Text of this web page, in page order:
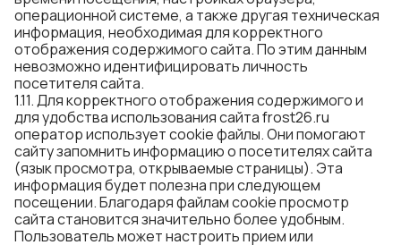
операционной системе, а также другая техническая
информация, необходимая для корректного
отображения содержимого сайта. По этим данным
невозможно идентифицировать личность
посетителя сайта.
1.11. Для корректного отображения содержимого и
для удобства использования сайта frost26.ru
оператор использует cookie файлы. Они помогают
сайту запомнить информацию о посетителях сайта
(язык просмотра, открываемые страницы). Эта
информация будет полезна при следующем
посещении. Благодаря файлам cookie просмотр
сайта становится значительно более удобным.
Пользователь может настроить прием или